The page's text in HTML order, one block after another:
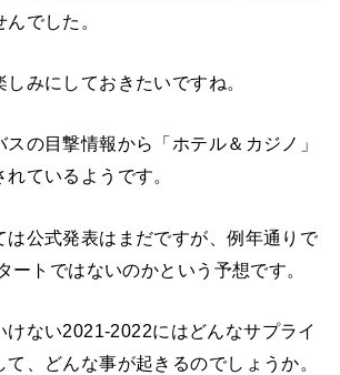
でした。
みにしておきたいですね。
の目撃情報から「ホテル＆カジノ」
ているようです。
は公式発表はまだですが、例年通りで
ートではないのかという予想です。
けない2021-2022にはどんなサプライ
、どんな事が起きるのでしょうか。